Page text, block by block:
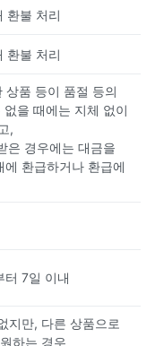
환불 처리
환불 처리
상품 등이 품절 등의
을 때에는 지체 없이
,
은 경우에는 대금을
환급하거나 환급에
터 7일 이내
지만, 다른 상품으로
하는 경우